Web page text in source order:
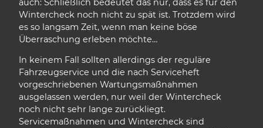
auch: Schließlich bedeutet das nur, dass es für den
Wintercheck noch nicht zu spät ist. Trotzdem wird
es so langsam Zeit, wenn man keine böse
Überraschung erleben möchte…
In keinem Fall sollten allerdings der reguläre
Fahrzeugservice und die nach Serviceheft
vorgeschriebenen Wartungsmaßnahmen
ausgelassen werden, nur weil der Wintercheck
noch nicht sehr lange zurückliegt.
Servicemaßnahmen und Wintercheck sind